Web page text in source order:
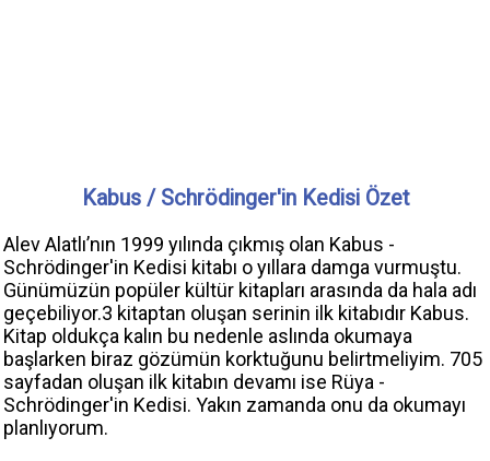
Kabus / Schrödinger'in Kedisi Özet
Alev Alatlı’nın 1999 yılında çıkmış olan Kabus -
Schrödinger'in Kedisi kitabı o yıllara damga vurmuştu.
Günümüzün popüler kültür kitapları arasında da hala adı
geçebiliyor.3 kitaptan oluşan serinin ilk kitabıdır Kabus.
Kitap oldukça kalın bu nedenle aslında okumaya
başlarken biraz gözümün korktuğunu belirtmeliyim. 705
sayfadan oluşan ilk kitabın devamı ise Rüya -
Schrödinger'in Kedisi. Yakın zamanda onu da okumayı
planlıyorum.